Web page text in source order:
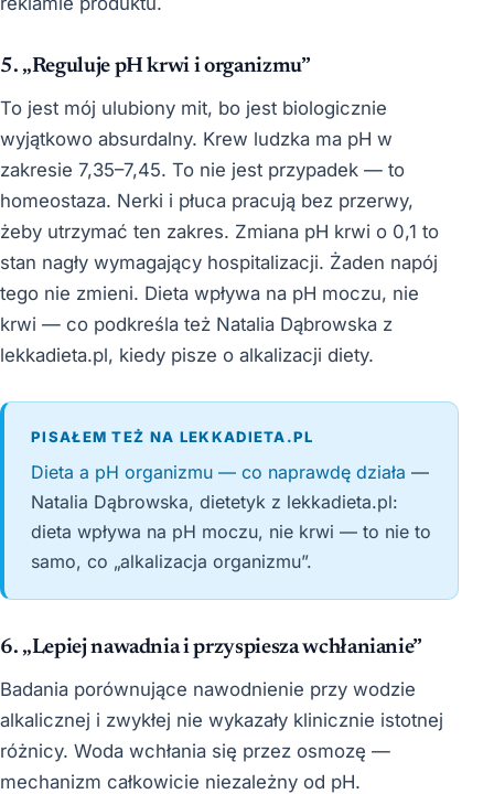
5. „Reguluje pH krwi i organizmu”
To jest mój ulubiony mit, bo jest biologicznie
wyjątkowo absurdalny. Krew ludzka ma pH w
zakresie 7,35–7,45. To nie jest przypadek — to
homeostaza. Nerki i płuca pracują bez przerwy,
żeby utrzymać ten zakres. Zmiana pH krwi o 0,1 to
stan nagły wymagający hospitalizacji. Żaden napój
tego nie zmieni. Dieta wpływa na pH moczu, nie
krwi — co podkreśla też Natalia Dąbrowska z
lekkadieta.pl, kiedy pisze o alkalizacji diety.
PISAŁEM TEŻ NA LEKKADIETA.PL
Dieta a pH organizmu — co naprawdę działa —
Natalia Dąbrowska, dietetyk z lekkadieta.pl:
dieta wpływa na pH moczu, nie krwi — to nie to
samo, co „alkalizacja organizmu”.
6. „Lepiej nawadnia i przyspiesza wchłanianie”
Badania porównujące nawodnienie przy wodzie
alkalicznej i zwykłej nie wykazały klinicznie istotnej
różnicy. Woda wchłania się przez osmozę —
mechanizm całkowicie niezależny od pH.